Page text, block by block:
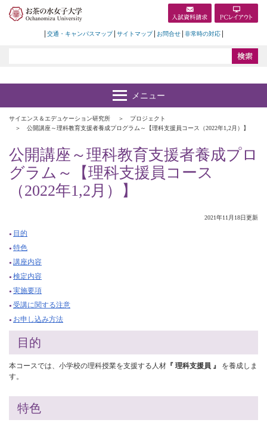
交通・キャンパスマップ サイトマップ お問合せ 非常時の対応
サイエンス＆エデュケーション研究所
プロジェクト
公開講座～理科教育支援者養成プログラム～【理科支援員コース（2022年1,2月）】
公開講座～理科教育支援者養成プロ
グラム～【理科支援員コース
（2022年1,2月）】
2021年11月18日更新
目的
特色
講座内容
検定内容
実施要項
受講に関する注意
お申し込み方法
目的
本コースでは、小学校の理科授業を支援する人材 『 理科支援員 』 を養成しま
す。
特色